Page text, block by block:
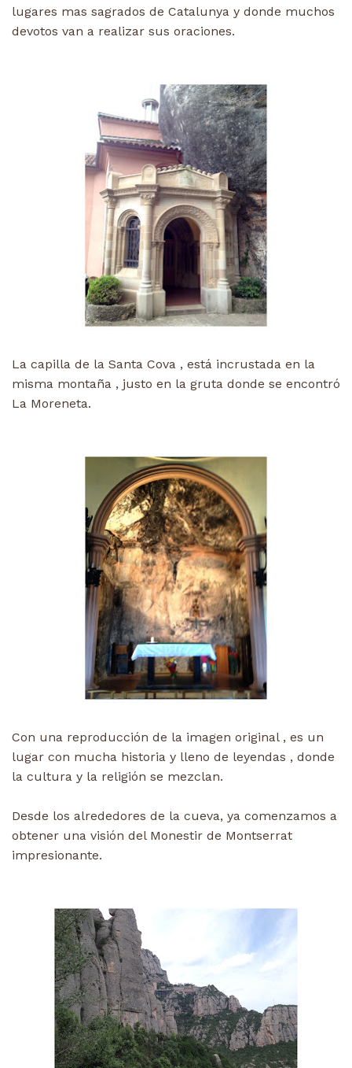
lugares mas sagrados de Catalunya y donde muchos
devotos van a realizar sus oraciones.
La capilla de la Santa Cova , está incrustada en la
misma montaña , justo en la gruta donde se encontró
La Moreneta.
Con una reproducción de la imagen original , es un
lugar con mucha historia y lleno de leyendas , donde
la cultura y la religión se mezclan.
Desde los alrededores de la cueva, ya comenzamos a
obtener una visión del Monestir de Montserrat
impresionante.